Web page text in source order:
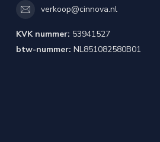
verkoop@cinnova.nl
KVK nummer: 53941527
btw-nummer: NL851082580B01